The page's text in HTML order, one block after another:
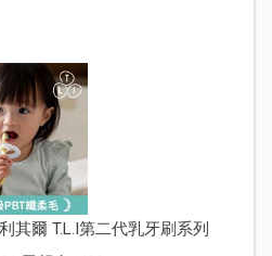
其爾 T.L.I第二代乳牙刷系列